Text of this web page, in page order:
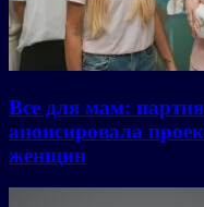
Все для мам:
анонсировала
женщин